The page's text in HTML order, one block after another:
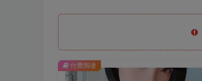
付费阅读